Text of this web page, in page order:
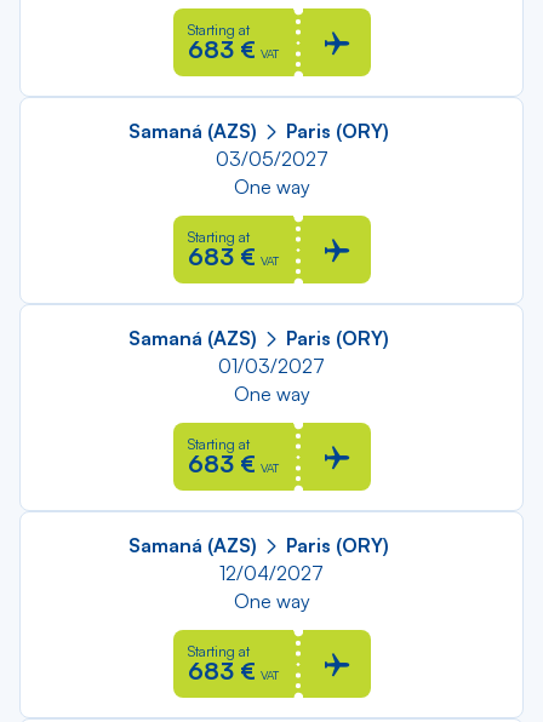
Starting at
683 € VAT
Samaná (AZS)
Paris (ORY)
03/05/2027
One way
Starting at
683 € VAT
Samaná (AZS)
Paris (ORY)
01/03/2027
One way
Starting at
683 € VAT
Samaná (AZS)
Paris (ORY)
12/04/2027
One way
Starting at
683 € VAT